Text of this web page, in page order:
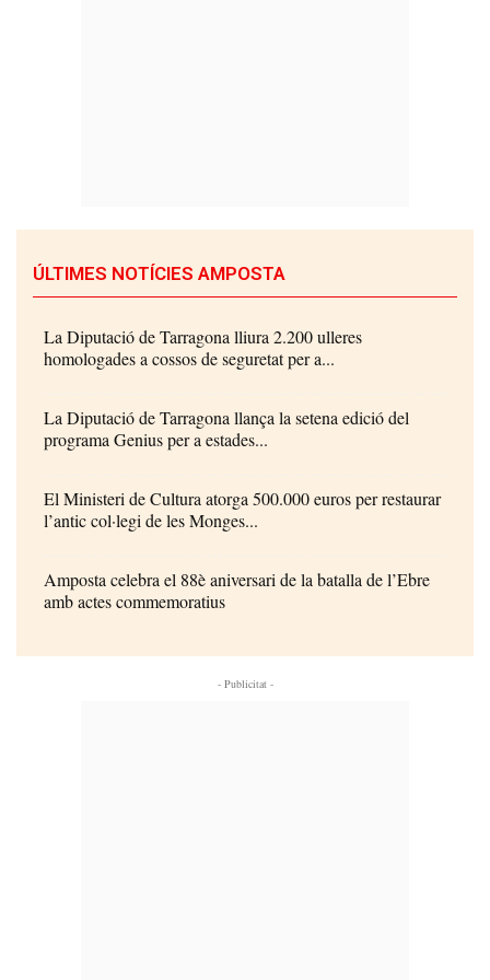
ÚLTIMES NOTÍCIES AMPOSTA
La Diputació de Tarragona lliura 2.200 ulleres
homologades a cossos de seguretat per a...
La Diputació de Tarragona llança la setena edició del
programa Genius per a estades...
El Ministeri de Cultura atorga 500.000 euros per restaurar
l’antic col·legi de les Monges...
Amposta celebra el 88è aniversari de la batalla de l’Ebre
amb actes commemoratius
- Publicitat -